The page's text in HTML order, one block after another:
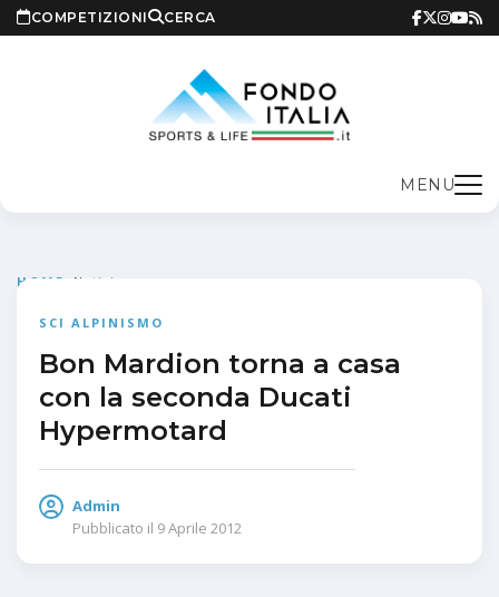
COMPETIZIONI CERCA
MENU
HOME Notizie
SCI ALPINISMO
Bon Mardion torna a casa
con la seconda Ducati
Hypermotard
Admin
Pubblicato il 9 Aprile 2012